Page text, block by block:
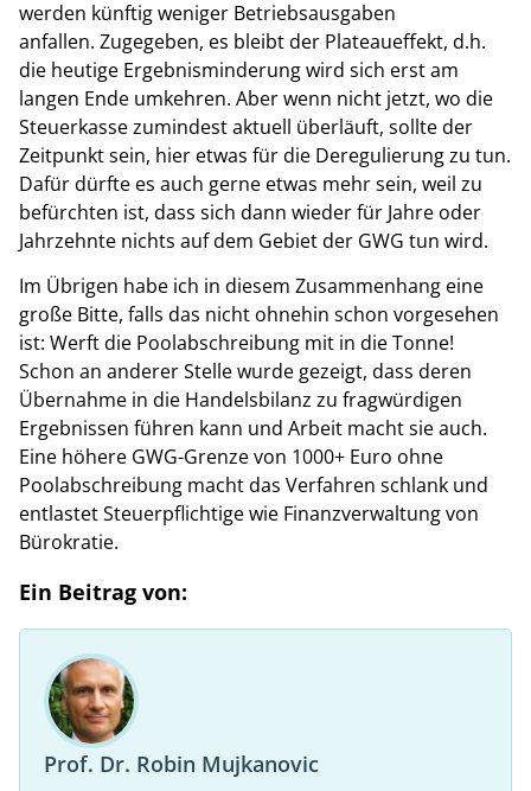
werden künftig weniger Betriebsausgaben
anfallen. Zugegeben, es bleibt der Plateaueffekt, d.h.
die heutige Ergebnisminderung wird sich erst am
langen Ende umkehren. Aber wenn nicht jetzt, wo die
Steuerkasse zumindest aktuell überläuft, sollte der
Zeitpunkt sein, hier etwas für die Deregulierung zu tun.
Dafür dürfte es auch gerne etwas mehr sein, weil zu
befürchten ist, dass sich dann wieder für Jahre oder
Jahrzehnte nichts auf dem Gebiet der GWG tun wird.
Im Übrigen habe ich in diesem Zusammenhang eine
große Bitte, falls das nicht ohnehin schon vorgesehen
ist: Werft die Poolabschreibung mit in die Tonne!
Schon an anderer Stelle wurde gezeigt, dass deren
Übernahme in die Handelsbilanz zu fragwürdigen
Ergebnissen führen kann und Arbeit macht sie auch.
Eine höhere GWG-Grenze von 1000+ Euro ohne
Poolabschreibung macht das Verfahren schlank und
entlastet Steuerpflichtige wie Finanzverwaltung von
Bürokratie.
Ein Beitrag von:
Prof. Dr. Robin Mujkanovic